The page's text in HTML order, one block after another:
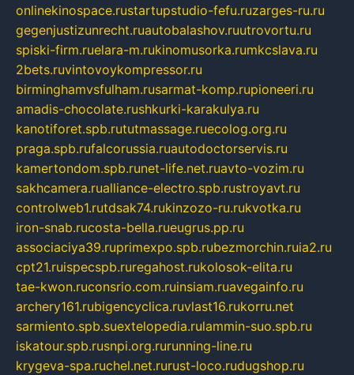
onlinekinospace.rustartupstudio-fefu.ruzarges-ru.ru
gegenjustizunrecht.ruautobalashov.ruutrovortu.ru
spiski-firm.ruelara-m.rukinomusorka.rumkcslava.ru
2bets.ruvintovoykompressor.ru
birminghamvsfulham.rusarmat-komp.rupioneeri.ru
amadis-chocolate.rushkurki-karakulya.ru
kanotiforet.spb.rututmassage.ruecolog.org.ru
praga.spb.rufalcorussia.ruautodoctorservis.ru
kamertondom.spb.runet-life.net.ruavto-vozim.ru
sakhcamera.rualliance-electro.spb.rustroyavt.ru
controlweb1.rutdsak74.rukinzozo-ru.rukvotka.ru
iron-snab.rucosta-bella.rueugrus.pp.ru
associaciya39.ruprimexpo.spb.rubezmorchin.ruia2.ru
cpt21.ruispecspb.ruregahost.rukolosok-elita.ru
tae-kwon.ruconsrio.com.ruinsiam.ruavegainfo.ru
archery161.rubigencyclica.ruvlast16.rukorru.net
sarmiento.spb.suextelopedia.rulammin-suo.spb.ru
iskatour.spb.rusnpi.org.rurunning-line.ru
krygeva-spa.ruchel.net.rurust-loco.rudugshop.ru